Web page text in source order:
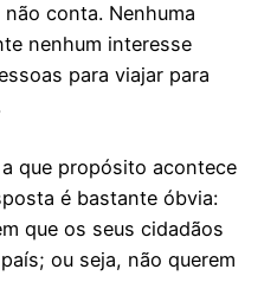
conta. Nenhuma
nenhum interesse
para viajar para
que propósito acontece
é bastante óbvia:
que os seus cidadãos
ou seja, não querem